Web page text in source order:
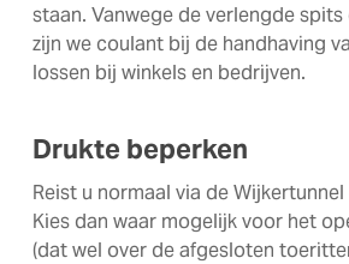
staan. Vanwege de verlengde spits
zijn we coulant bij de handhaving
lossen bij winkels en bedrijven.
Drukte beperken
Reist u normaal via de
Kies dan waar mogelijk voor het
(dat wel over de afgesloten